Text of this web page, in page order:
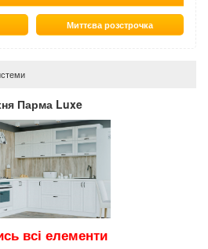
Миттєва розстрочка
Парма Luxe
всі елементи